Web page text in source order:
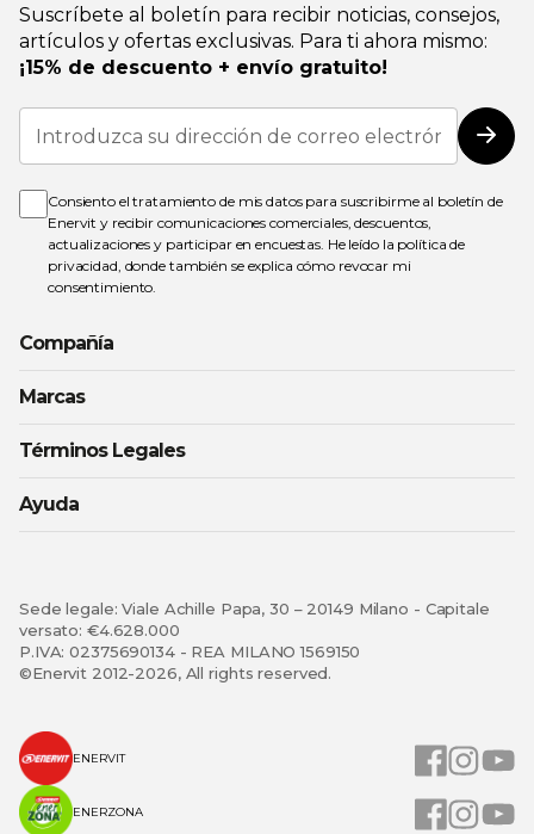
Suscríbete al boletín para recibir noticias, consejos,
artículos y ofertas exclusivas. Para ti ahora mismo:
¡15% de descuento + envío gratuito!
Inscríbase
nuestro
de
noticias:
Consiento el tratamiento de mis datos para suscribirme al boletín de
Enervit y recibir comunicaciones comerciales, descuentos,
actualizaciones y participar en encuestas. He leído la política de
privacidad, donde también se explica cómo revocar mi
consentimiento.
Compañía
Marcas
Términos Legales
Ayuda
Sede legale: Viale Achille Papa, 30 – 20149 Milano - Capitale
versato: €4.628.000
P.IVA: 02375690134 - REA MILANO 1569150
©Enervit 2012-2026, All rights reserved.
ENERVIT
ENERZONA